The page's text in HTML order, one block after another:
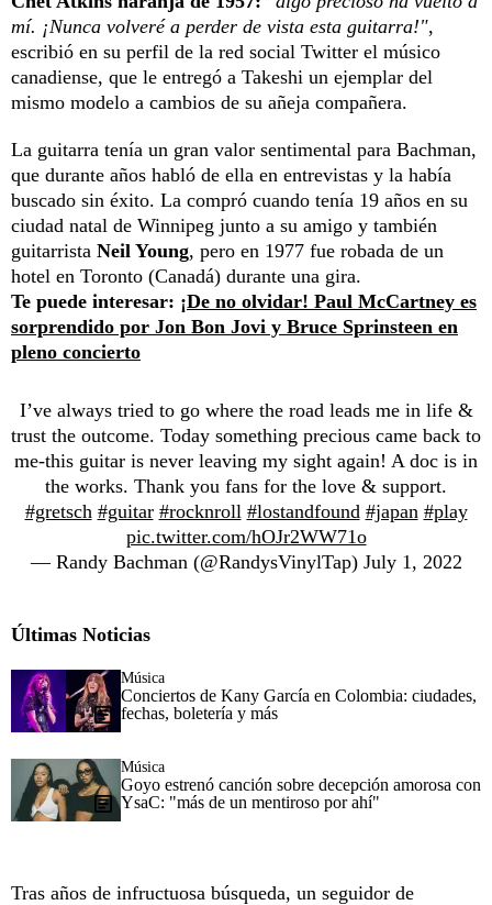
mí. ¡Nunca volveré a perder de vista esta guitarra!",
escribió en su perfil de la red social Twitter el músico
canadiense, que le entregó a Takeshi un ejemplar del
mismo modelo a cambios de su añeja compañera.
La guitarra tenía un gran valor sentimental para Bachman,
que durante años habló de ella en entrevistas y la había
buscado sin éxito. La compró cuando tenía 19 años en su
ciudad natal de Winnipeg junto a su amigo y también
guitarrista Neil Young, pero en 1977 fue robada de un
hotel en Toronto (Canadá) durante una gira.
Te puede interesar: ¡De no olvidar! Paul McCartney es
sorprendido por Jon Bon Jovi y Bruce Sprinsteen en
pleno concierto
I’ve always tried to go where the road leads me in life &
trust the outcome. Today something precious came back to
me-this guitar is never leaving my sight again! A doc is in
the works. Thank you fans for the love & support.
#gretsch #guitar #rocknroll #lostandfound #japan #play
pic.twitter.com/hOJr2WW71o
— Randy Bachman (@RandysVinylTap) July 1, 2022
Últimas Noticias
Música
Conciertos de Kany García en Colombia: ciudades,
fechas, boletería y más
Música
Goyo estrenó canción sobre decepción amorosa con
YsaC: "más de un mentiroso por ahí"
Tras años de infructuosa búsqueda, un seguidor de